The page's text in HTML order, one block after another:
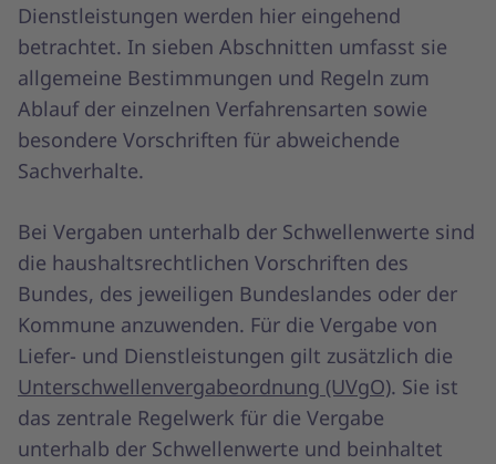
Dienstleistungen werden hier eingehend
betrachtet. In sieben Abschnitten umfasst sie
allgemeine Bestimmungen und Regeln zum
Ablauf der einzelnen Verfahrensarten sowie
besondere Vorschriften für abweichende
Sachverhalte.
Bei Vergaben unterhalb der Schwellenwerte sind
die haushaltsrechtlichen Vorschriften des
Bundes, des jeweiligen Bundeslandes oder der
Kommune anzuwenden. Für die Vergabe von
Liefer- und Dienstleistungen gilt zusätzlich die
Unterschwellenvergabeordnung (UVgO). Sie ist
das zentrale Regelwerk für die Vergabe
unterhalb der Schwellenwerte und beinhaltet